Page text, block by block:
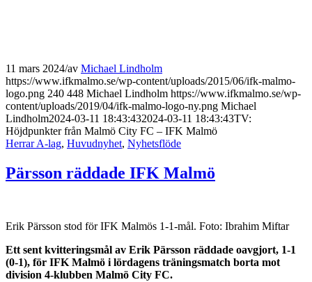
11 mars 2024/av Michael Lindholm
https://www.ifkmalmo.se/wp-content/uploads/2015/06/ifk-malmo-
logo.png 240 448 Michael Lindholm https://www.ifkmalmo.se/wp-
content/uploads/2019/04/ifk-malmo-logo-ny.png Michael
Lindholm2024-03-11 18:43:432024-03-11 18:43:43TV:
Höjdpunkter från Malmö City FC – IFK Malmö
Herrar A-lag, Huvudnyhet, Nyhetsflöde
Pärsson räddade IFK Malmö
Erik Pärsson stod för IFK Malmös 1-1-mål. Foto: Ibrahim Miftar
Ett sent kvitteringsmål av Erik Pärsson räddade oavgjort, 1-1
(0-1), för IFK Malmö i lördagens träningsmatch borta mot
division 4-klubben Malmö City FC.